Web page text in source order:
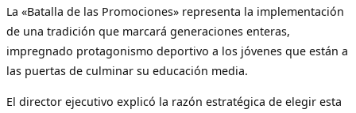
La «Batalla de las Promociones» representa la implementación
de una tradición que marcará generaciones enteras,
impregnado protagonismo deportivo a los jóvenes que están a
las puertas de culminar su educación media.
El director ejecutivo explicó la razón estratégica de elegir esta